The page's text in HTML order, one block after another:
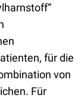
für die
von
Für